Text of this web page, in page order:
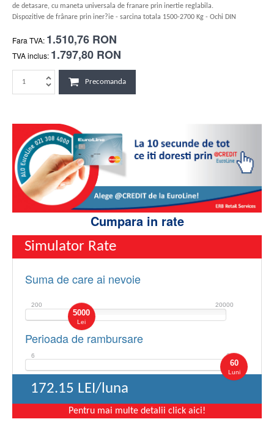
de detasare, cu maneta universala de franare prin inertie reglabila.
Dispozitive de frânare prin iner?ie - sarcina totala 1500-2700 Kg - Ochi DIN
Fara TVA: 1.510,76 RON
TVA inclus: 1.797,80 RON
Precomanda
Cumpara in rate
Simulator Rate
Suma de care ai nevoie
5000
Lei
200 20000
Perioada de rambursare
60
Luni
6 60
172.15 LEI/luna
Pentru mai multe detalii click aici!